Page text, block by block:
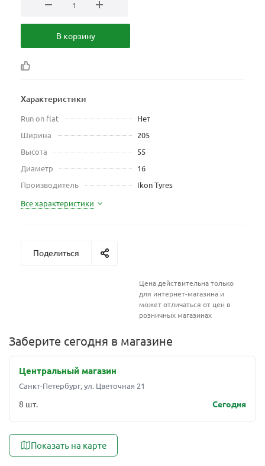
В корзину
Характеристики
Run on flat
Нет
Ширина
205
Высота
55
Диаметр
16
Производитель
Ikon Tyres
Все характеристики
Поделиться
Цена действительна только
для интернет-магазина и
может отличаться от цен в
розничных магазинах
Заберите сегодня в магазине
Центральный магазин
Санкт-Петербург, ул. Цветочная 21
8 шт. Сегодня
Показать на карте